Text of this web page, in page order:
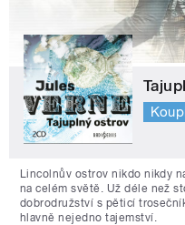
Lincolnův ostrov nikdo nikdy
na celém světě. Už déle než
dobrodružství s pěticí
hlavně nejedno tajemství.